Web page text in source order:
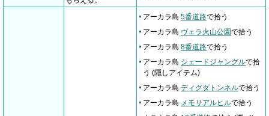
アーカラ島 5番道路で拾う
アーカラ島 ヴェラ火山公園で拾う
アーカラ島 8番道路で拾う
アーカラ島 シェードジャングルで拾
う (隠しアイテム)
アーカラ島 ディグダトンネルで拾う
アーカラ島 メモリアルヒルで拾う